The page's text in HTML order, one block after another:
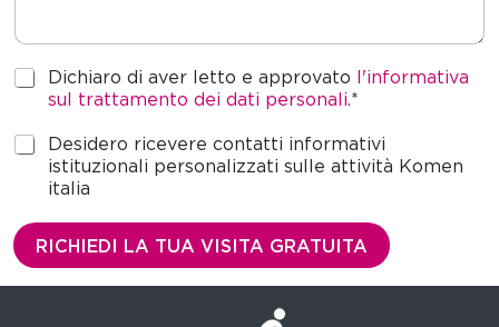
P
v
a
*
Dichiaro di aver letto e approvato l'informativa
sul trattamento dei dati personali.*
M
e
t
n
Desidero ricevere contatti informativi
istituzionali personalizzati sulle attività Komen
italia
RICHIEDI LA TUA VISITA GRATUITA